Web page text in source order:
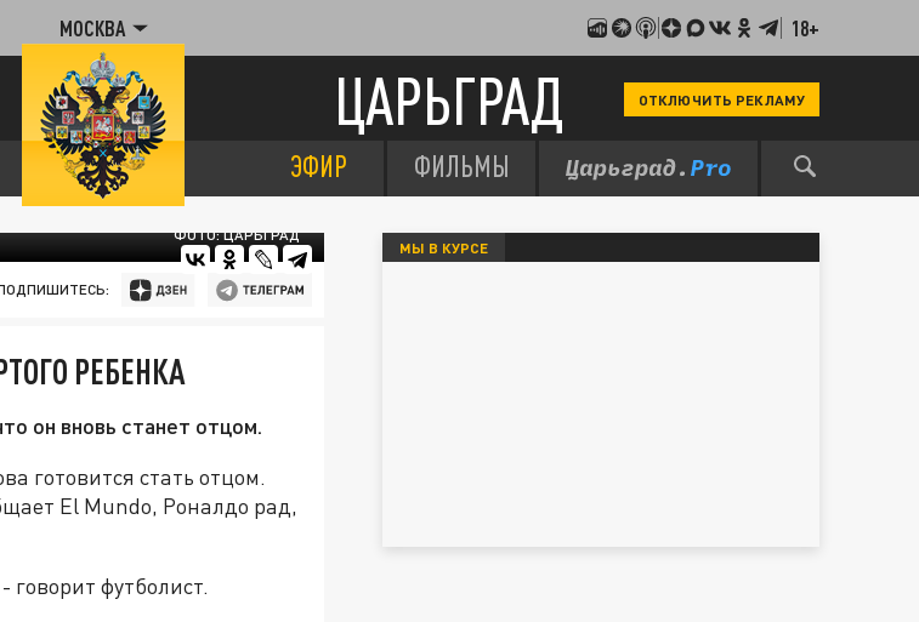
МОСКВА 18+
ЦАРЬГРАД ОТКЛЮЧИТЬ РЕКЛАМУ
ЭФИР ФИЛЬМЫ
ФОТО: ЦАРЬГРАД
РЕБЕНКА
он вновь станет отцом.
готовится стать отцом.
El Mundo, Роналдо рад,
футболист.
МЫ В КУРСЕ